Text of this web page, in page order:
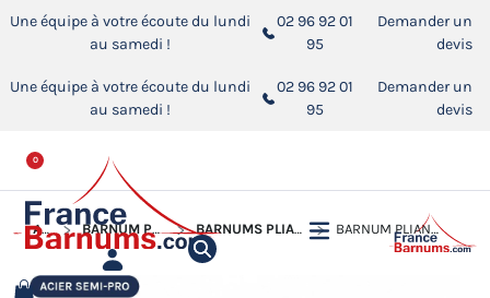
Une équipe à votre écoute du lundi
au samedi !
02 96 92 01
95
Demander un
devis
Une équipe à votre écoute du lundi
au samedi !
02 96 92 01
95
Demander un
devis
0
ACCUEIL BARNUM PLIANT - TONNELLE ACIER SEMI PRO BARNUMS PLIANTS - TONNELLES ACIER SEMI PRO 3MX3M BARNUM PLIANT - TONNELLE ACIER SEMI PRO 3MX3M BLEU